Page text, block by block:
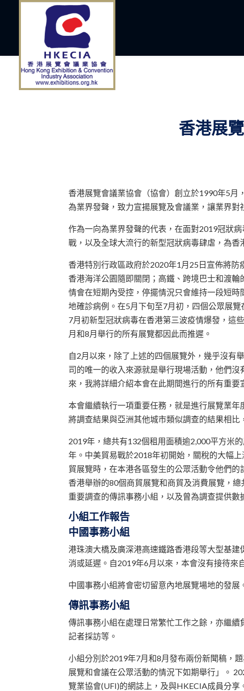
香港展
香港展覽會議業協會（協會）創立於1990年5月
為業界發聲，致力宣揚展覽及會議業，讓業界
作為一向為業界發聲的代表，在面對2019冠狀
戰，以及全球大流行的新型冠狀病毒肆虐，為香
香港特別行政區政府於2020年1月25日宣佈將
香港海洋公園隨即關閉；高鐵、跨境巴士和渡
情會在短期內受控，停擺情況只會維持一段短
地確診病例。在5月下旬至7月初，四個公眾展
7月初新型冠狀病毒在香港第三波疫情爆發，這
月和8月舉行的所有展覽都因此而推遲。
自2月以來，除了上述的四個展覽外，幾乎沒有
司的唯一的收入來源就是舉行現場活動，他們
來，我將詳細介紹本會在此期間進行的所有重要
本會繼續執行一項重要任務，就是進行展覽業
將調查結果與亞洲其他城市類似調查的結果相
2019年，總共有132個租用面積逾2,000平方米
年。中美貿易戰於2018年初開始，關稅的大幅
貿展覽時，在本港各區發生的公眾活動令他們
香港舉辦的80個商貿展覽和商貿及消費展覽，
重要調查的傳訊事務小組，以及曾為調查提供數
小組工作報告
中國事務小組
港珠澳大橋及廣深港高速鐵路香港段等大型基
消或延遲。自2019年6月以來，本會沒有接待來
中國事務小組將會密切留意內地展覽場地的發
傳訊事務小組
傳訊事務小組在處理日常繁忙工作之餘，亦繼
記者採訪等。
小組分別於2019年7月和8月發布兩份新聞稿，
展覽和會議在公眾活動的情況下如期舉行」。
覽業協會(UFI)的網誌上，及與HKECIA成員分